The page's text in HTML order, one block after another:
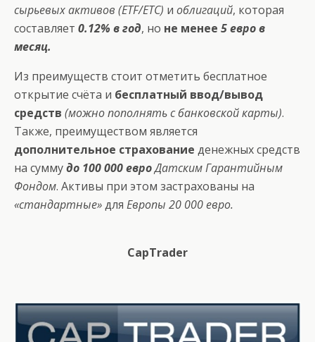
сырьевых активов (ETF/ETC) и облигаций, которая
составляет 0.12% в год, но не менее 5 евро в
месяц.
Из преимуществ стоит отметить бесплатное
открытие счёта и бесплатный ввод/вывод
средств (можно пополнять с банковской карты).
Также, преимуществом является
дополнительное страхование денежных средств
на суммудо 100 000 евроДатским Гарантийным
Фондом. Активы при этом застрахованы на
«стандартные»для Европы 20 000 евро.
CapTrader